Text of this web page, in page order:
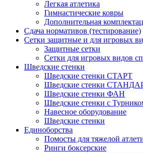
Легкая атлетика
Гимнастические ковры
Дополнительная
Сдача нормативов (тестирование)
Сетки защитные и для игровых
Защитные сетки
Сетки для игровых видов
Шведские стенки
Шведские стенки СТАРТ
Шведские стенки
Шведские стенки ФАН
Шведские стенки с
Навесное оборудование
Шведские стенки
Единоборства
Помосты для тяжелой
Ринги боксерские